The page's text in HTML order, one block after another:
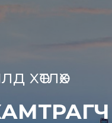
хөтлөх